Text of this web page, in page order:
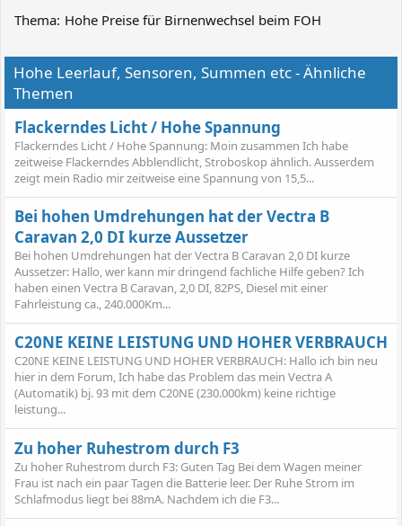
mit Boardwerkzeug ausgetauscht werden kann."
Aus Sicherheitsgründen sind Xenon-Anlagen und LED-
Beleuchtung von der Regelung ausgenommen. Hier können
Hochspannungen von bis zu 25.000 Volt lebensgefährlich sein.
Daher muß die Werkstatt aufgesucht werden. Fahrer von
Modellen wie Audi A4, VW New Beetle oder Smart fortwo kennen
das nur zu gut. Der Lampenwechsel wird für Techniklaien immer
häufiger unmöglich. Oft muß die gesamte Fahrzeug-Front für
einen Glühlämpchentausch ausgebaut werden. In vielen
Betriebsanleitungen wird ein Tausch zum Selbermachen gar nicht
mehr erklärt.
Auch für Fachbetriebe ist die Arbeit längst kein Kinderspiel mehr:
Ein Lampentausch beim Chrysler 300M dauert sogar 72 Minuten.
Daß einige Autohersteller auch ohne EU-Vorschriften reagieren,
zeigt das Beispiel Volkswagen: Mußte der Golf IV zum
Lampenwechsel noch in die Werkstatt, ist der Austausch beim
Nachfolgemodell Golf V nun wieder schnell, einfach und ohne
Thema: Hohe Preise für Birnenwechsel beim FOH
Hohe Leerlauf, Sensoren, Summen etc - Ähnliche
Themen
Flackerndes Licht / Hohe Spannung
Flackerndes Licht / Hohe Spannung: Moin zusammen Ich habe
zeitweise Flackerndes Abblendlicht, Stroboskop ähnlich. Ausserdem
zeigt mein Radio mir zeitweise eine Spannung von 15,5...
Bei hohen Umdrehungen hat der Vectra B
Caravan 2,0 DI kurze Aussetzer
Bei hohen Umdrehungen hat der Vectra B Caravan 2,0 DI kurze
Aussetzer: Hallo, wer kann mir dringend fachliche Hilfe geben? Ich
haben einen Vectra B Caravan, 2,0 DI, 82PS, Diesel mit einer
Fahrleistung ca., 240.000Km...
C20NE KEINE LEISTUNG UND HOHER VERBRAUCH
C20NE KEINE LEISTUNG UND HOHER VERBRAUCH: Hallo ich bin neu
hier in dem Forum, Ich habe das Problem das mein Vectra A
(Automatik) bj. 93 mit dem C20NE (230.000km) keine richtige
leistung...
Zu hoher Ruhestrom durch F3
Zu hoher Ruhestrom durch F3: Guten Tag Bei dem Wagen meiner
Frau ist nach ein paar Tagen die Batterie leer. Der Ruhe Strom im
Schlafmodus liegt bei 88mA. Nachdem ich die F3...